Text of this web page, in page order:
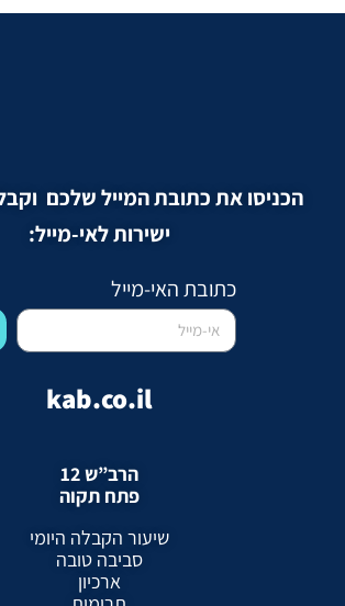
הכניסו את כתובת המייל שלכם
ישירות לאי-מייל:
כתובת האי-מייל
kab.co.il
הרב”ש 12
פתח תקוה
שיעור הקבלה היומי
סביבה טובה
ארכיון